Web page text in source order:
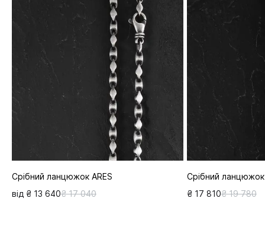
Срібний ланцюжок ARES
від ₴ 13 640₴ 17 040
Срібний ланцюжок
₴ 17 810₴ 19 780